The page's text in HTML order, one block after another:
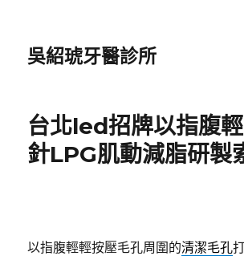
吳紹琥牙醫診所
台北led招牌以指腹
針LPG肌動減脂研製
以指腹輕輕按壓毛孔周圍的清潔毛孔